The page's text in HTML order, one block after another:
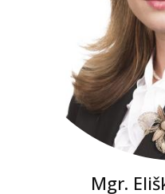
Mgr.